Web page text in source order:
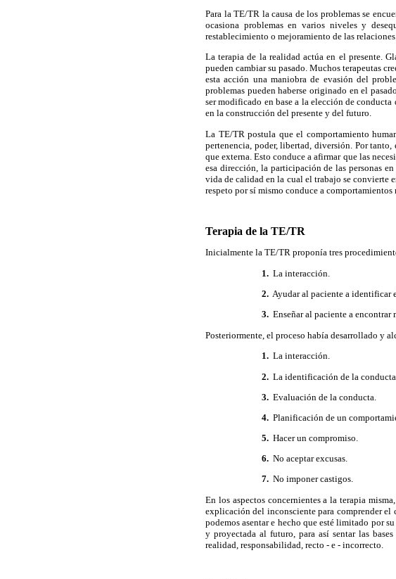
Para la TE/TR la causa de los problemas se
ocasiona problemas en varios niveles y
restablecimiento o mejoramiento de las
La terapia de la realidad actúa en el presente.
pueden cambiar su pasado. Muchos terapeutas
esta acción una maniobra de evasión del
problemas pueden haberse originado en el
ser modificado en base a la elección de conducta
en la construcción del presente y del futuro.
La TE/TR postula que el comportamiento
pertenencia, poder, libertad, diversión. Por
que externa. Esto conduce a afirmar que las
esa dirección, la participación de las personas
vida de calidad en la cual el trabajo se convierte
respeto por sí mismo conduce a comportamientos
Terapia de la TE/TR
Inicialmente la TE/TR proponía tres
1. La interacción.
2. Ayudar al paciente a identificar
3. Enseñar al paciente a encontrar
Posteriormente, el proceso había desarrollado y
1. La interacción.
2. La identificación de la conducta
3. Evaluación de la conducta.
4. Planificación de un
5. Hacer un compromiso.
6. No aceptar excusas.
7. No imponer castigos.
En los aspectos concernientes a la terapia
explicación del inconsciente para comprender el
podemos asentar e hecho que esté limitado por
y proyectada al futuro, para así sentar las
realidad, responsabilidad, recto - e - incorrecto.